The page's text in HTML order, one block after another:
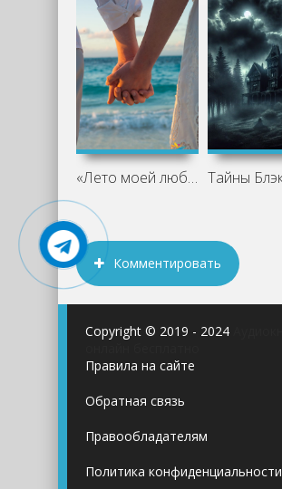
«Лето моей любви»: книга, которая
Комментировать
Copyright © 2019 - 2024
Правила на сайте
Обратная связь
Правообладателям
Политика конфиденциальности